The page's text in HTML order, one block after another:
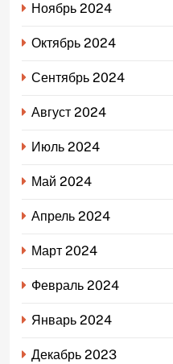
Ноябрь 2024
Октябрь 2024
Сентябрь 2024
Август 2024
Июль 2024
Май 2024
Апрель 2024
Март 2024
Февраль 2024
Январь 2024
Декабрь 2023